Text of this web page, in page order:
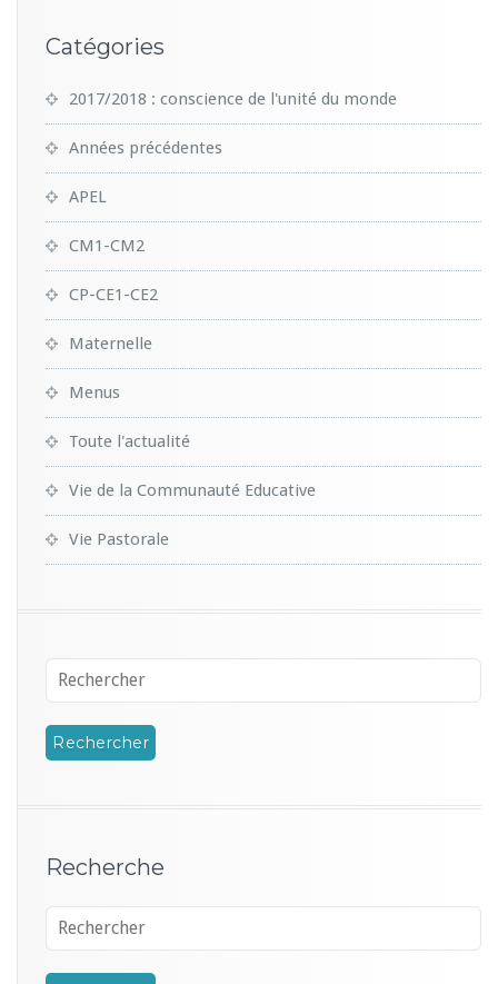
Catégories
2017/2018 : conscience de l'unité du monde
Années précédentes
APEL
CM1-CM2
CP-CE1-CE2
Maternelle
Menus
Toute l'actualité
Vie de la Communauté Educative
Vie Pastorale
Recherche